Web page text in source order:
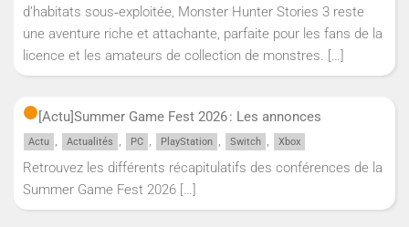
d’habitats sous‑exploitée, Monster Hunter Stories 3 reste
une aventure riche et attachante, parfaite pour les fans de la
licence et les amateurs de collection de monstres. […]
[Actu]Summer Game Fest 2026 : Les annonces
Actu , Actualités , PC , PlayStation , Switch , Xbox
Retrouvez les différents récapitulatifs des conférences de la
Summer Game Fest 2026 […]